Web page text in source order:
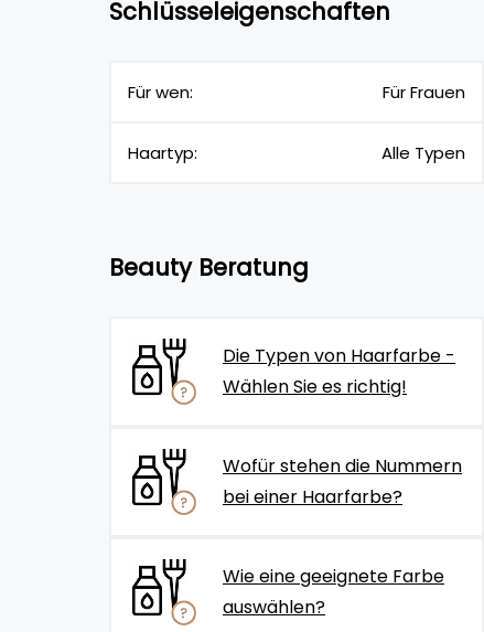
Schlüsseleigenschaften
Für wen: Für Frauen
Haartyp: Alle Typen
Beauty Beratung
Die Typen von Haarfarbe -
Wählen Sie es richtig!
Wofür stehen die Nummern
bei einer Haarfarbe?
Wie eine geeignete Farbe
auswählen?